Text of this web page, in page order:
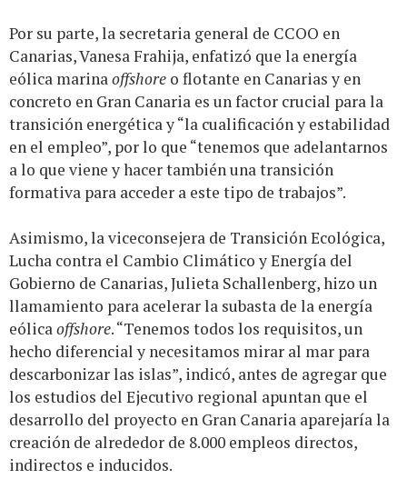
Por su parte, la secretaria general de CCOO en
Canarias, Vanesa Frahija, enfatizó que la energía
eólica marinaoffshore o flotante en Canarias y en
concreto en Gran Canaria es un factor crucial para la
transición energética y “la cualificación y estabilidad
en el empleo”, por lo que “tenemos que adelantarnos
a lo que viene y hacer también una transición
formativa para acceder a este tipo de trabajos”.
Asimismo, la viceconsejera de Transición Ecológica,
Lucha contra el Cambio Climático y Energía del
Gobierno de Canarias, Julieta Schallenberg, hizo un
llamamiento para acelerar la subasta de la energía
eólicaoffshore. “Tenemos todos los requisitos, un
hecho diferencial y necesitamos mirar al mar para
descarbonizar las islas”, indicó, antes de agregar que
los estudios del Ejecutivo regional apuntan que el
desarrollo del proyecto en Gran Canaria aparejaría la
creación de alrededor de 8.000 empleos directos,
indirectos e inducidos.